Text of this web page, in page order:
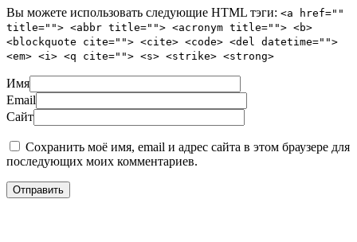
Вы можете использовать следующие HTML тэги: <a href=""
title=""> <abbr title=""> <acronym title=""> <b>
<blockquote cite=""> <cite> <code> <del datetime="">
<em> <i> <q cite=""> <s> <strike> <strong>
Имя
Email
Сайт
Сохранить моё имя, email и адрес сайта в этом браузере для
последующих моих комментариев.